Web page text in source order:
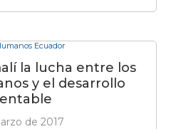
Ecuador
la lucha entre los
y el desarrollo
de 2017